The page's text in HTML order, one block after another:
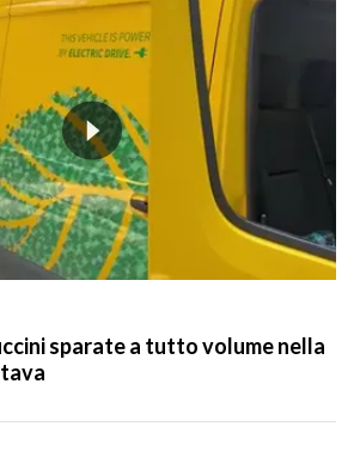
sparate a tutto volume nella